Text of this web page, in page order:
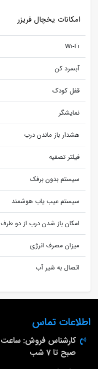
امکانات یخچال فریزر
Wi-Fi
آبسرد کن
قفل کودک
نمایشگر
هشدار باز ماندن درب
فیلتر تصفیه
سیستم بدون برفک
سیستم عیب یاب هوشمند
امکان باز شدن درب از دو طرف
میزان مصرف انرژی
اتصال به شیر آب
اطلاعات تماس
صبح تا 7 شب